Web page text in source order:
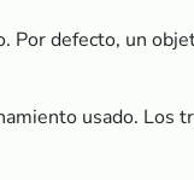
defecto, un
usado. Los